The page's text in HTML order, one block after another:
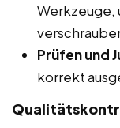
Werkzeuge,
Prüfen und
korrekt